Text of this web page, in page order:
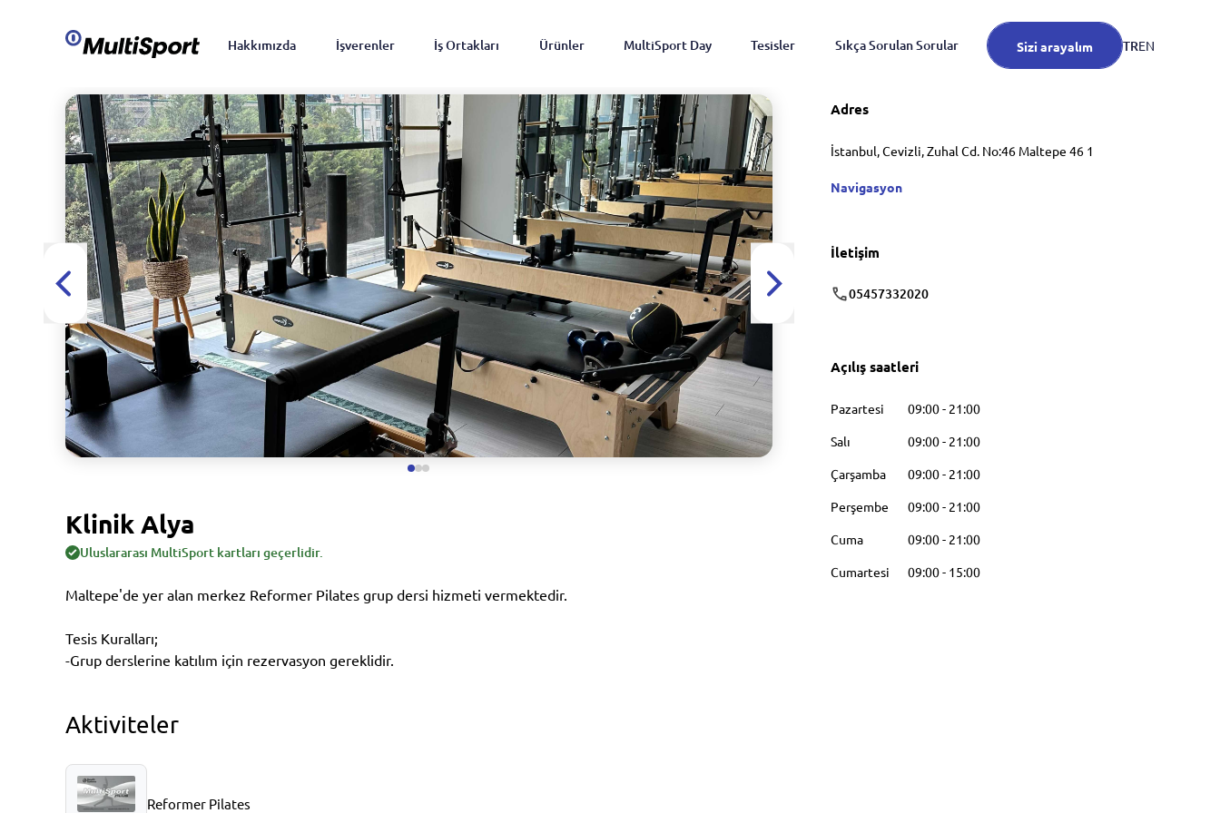
Hakkımızda İşverenler İş Ortakları Ürünler MultiSport Day Tesisler Sıkça Sorulan Sorular Sizi arayalım TREN
Klinik Alya
Uluslararası MultiSport kartları geçerlidir.
Maltepe'de yer alan merkez Reformer Pilates grup dersi hizmeti vermektedir.
Tesis Kuralları;
-Grup derslerine katılım için rezervasyon gereklidir.
Aktiviteler
Reformer Pilates
Adres
İstanbul, Cevizli, Zuhal Cd. No:46 Maltepe 46 1
Navigasyon
İletişim
05457332020
Açılış saatleri
Pazartesi 09:00- 21:00
Salı
09:00- 21:00
Çarşamba
09:00- 21:00
Perşembe
09:00- 21:00
Cuma
09:00- 21:00
Cumartesi
09:00- 15:00